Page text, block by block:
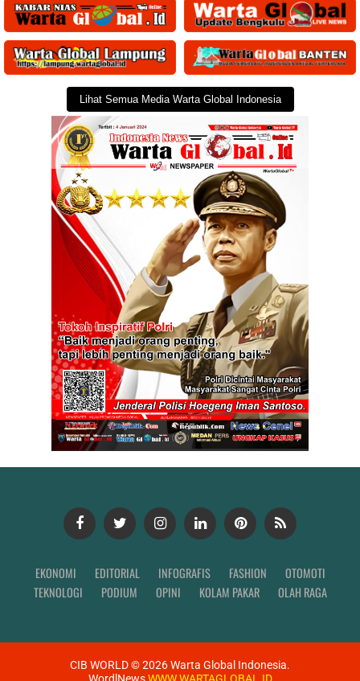
Lihat Semua Media Warta Global Indonesia
EKONOMI EDITORIAL INFOGRAFIS FASHION
OTOMOTI
TEKNOLOGI
PODIUM OPINI KOLAM PAKAR OLAH RAGA
CIB WORLD ©2026Warta Global Indonesia.